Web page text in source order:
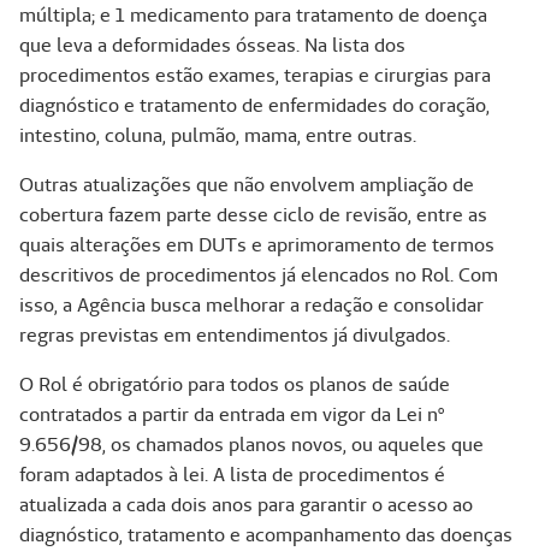
múltipla; e 1 medicamento para tratamento de doença
que leva a deformidades ósseas. Na lista dos
procedimentos estão exames, terapias e cirurgias para
diagnóstico e tratamento de enfermidades do coração,
intestino, coluna, pulmão, mama, entre outras.
Outras atualizações que não envolvem ampliação de
cobertura fazem parte desse ciclo de revisão, entre as
quais alterações em DUTs e aprimoramento de termos
descritivos de procedimentos já elencados no Rol. Com
isso, a Agência busca melhorar a redação e consolidar
regras previstas em entendimentos já divulgados.
O Rol é obrigatório para todos os planos de saúde
contratados a partir da entrada em vigor da Lei nº
9.656/98, os chamados planos novos, ou aqueles que
foram adaptados à lei. A lista de procedimentos é
atualizada a cada dois anos para garantir o acesso ao
diagnóstico, tratamento e acompanhamento das doenças